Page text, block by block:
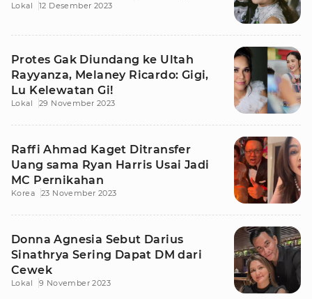
Lokal 12 Desember 2023
Protes Gak Diundang ke Ultah
Rayyanza, Melaney Ricardo: Gigi,
Lu Kelewatan Gi!
Lokal 29 November 2023
Raffi Ahmad Kaget Ditransfer
Uang sama Ryan Harris Usai Jadi
MC Pernikahan
Korea 23 November 2023
Donna Agnesia Sebut Darius
Sinathrya Sering Dapat DM dari
Cewek
Lokal 9 November 2023